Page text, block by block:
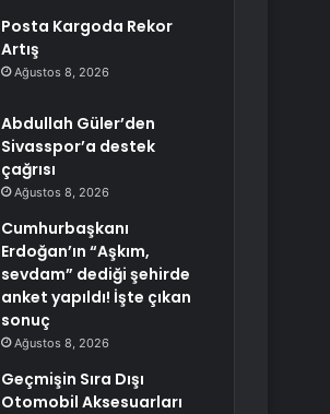
Posta Kargoda Rekor
Artış
Ağustos 8, 2026
Abdullah Güler’den
Sivasspor’a destek
çağrısı
Ağustos 8, 2026
Cumhurbaşkanı
Erdoğan’ın “Aşkım,
sevdam” dediği şehirde
anket yapıldı! İşte çıkan
sonuç
Ağustos 8, 2026
Geçmişin Sıra Dışı
Otomobil Aksesuarları